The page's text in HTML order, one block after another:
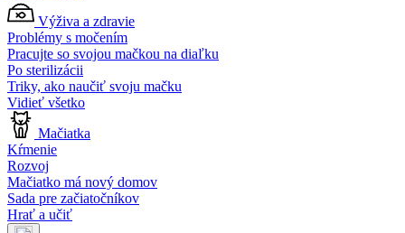
Výživa a zdravie
Problémy s močením
Pracujte so svojou mačkou na diaľku
Po sterilizácii
Triky, ako naučiť svoju mačku
Vidieť všetko
Mačiatka
Kŕmenie
Rozvoj
Mačiatko má nový domov
Sada pre začiatočníkov
Hrať a učiť